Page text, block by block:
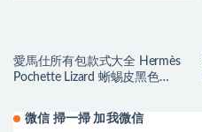
愛馬仕所有包款式大全 Hermès
Pochette Lizard 蜥蜴皮黑色
微信 掃一掃 加我微信